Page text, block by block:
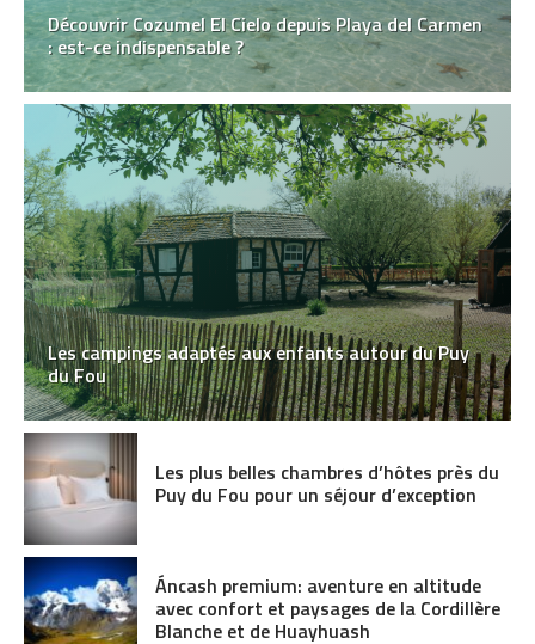
Découvrir Cozumel El Cielo depuis Playa del Carmen
: est-ce indispensable ?
Les campings adaptés aux enfants autour du Puy
du Fou
Les plus belles chambres d’hôtes près du
Puy du Fou pour un séjour d’exception
Áncash premium: aventure en altitude
avec confort et paysages de la Cordillère
Blanche et de Huayhuash